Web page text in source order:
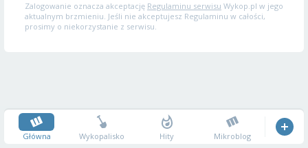
Zalogowanie oznacza akceptację Regulaminu serwisu Wykop.pl w jego
aktualnym brzmieniu. Jeśli nie akceptujesz Regulaminu w całości,
prosimy o niekorzystanie z serwisu.
Główna Wykopalisko Hity Mikroblog